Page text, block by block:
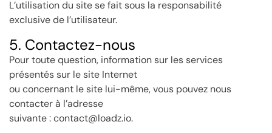
L’utilisation du site se fait sous la responsabilité
exclusive de l’utilisateur.
5. Contactez-nous
Pour toute question, information sur les services
présentés sur le site Internet
ou concernant le site lui-même, vous pouvez nous
contacter à l’adresse
suivante : contact@loadz.io.